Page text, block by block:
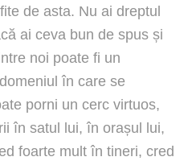
de asta. Nu ai dreptul
ai ceva bun de spus și
noi poate fi un
în care se
porni un cerc virtuos,
în satul lui, în orașul lui,
foarte mult în tineri, cred